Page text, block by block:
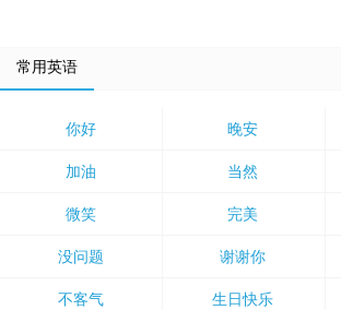
常用英语
你好 晚安
加油 当然
微笑 完美
没问题 谢谢你
不客气 生日快乐